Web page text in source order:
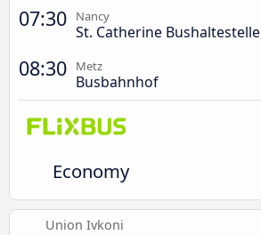
07:30 Nancy
St. Catherine Bushaltestelle
08:30 Metz
Busbahnhof
Economy
Union Ivkoni